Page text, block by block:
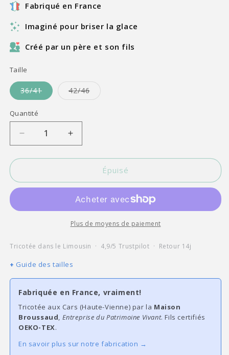
Fabriqué en France
Imaginé pour briser la glace
Créé par un père et son fils
Taille
36/41Variante
épuisée
42/46Variante
Quantité
Quantité
Réduire
la
quantité
Atelier
Paire
Surfer
jour
rouge
Augmenter
la
quantité
Atelier
Paire
de
Surfer
jour
rouge
Épuisé
Plus de moyens de paiement
Tricotée dans le Limousin · 4,9/5 Trustpilot · Retour 14j
Guide des tailles
Fabriquée en France, vraiment!
Tricotée aux Cars (Haute-Vienne) par la Maison
Broussaud Entreprise du Patrimoine Vivant. Fils certifiés
OEKO-TEX.
En savoir plus sur notre fabrication →